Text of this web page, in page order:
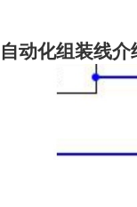
自动化组装线介